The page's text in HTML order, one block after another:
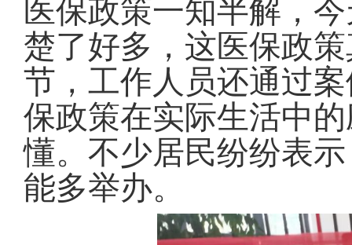
医保政策一知半解，
楚了好多，这医保政
节，工作人员还通过
保政策在实际生活中
懂。不少居民纷纷表
能多举办。